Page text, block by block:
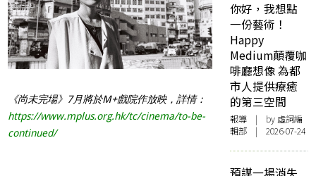
《尚未完場》 7月將於M+戲院作放映，詳情：
https://www.mplus.org.hk/tc/cinema/to-be-
continued/
你好，我想點
一份藝術！
Happy
Medium顛覆咖
啡廳想像 為都
市人提供療癒
的第三空間
報導 | by 虛詞編
輯部 | 2026-07-24